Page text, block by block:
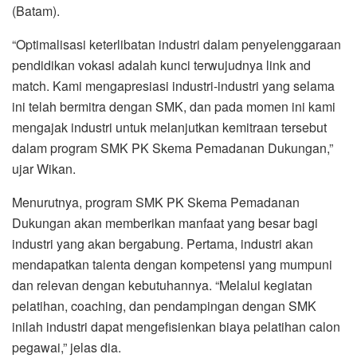
(Batam).
“Optimalisasi keterlibatan industri dalam penyelenggaraan
pendidikan vokasi adalah kunci terwujudnya link and
match. Kami mengapresiasi industri-industri yang selama
ini telah bermitra dengan SMK, dan pada momen ini kami
mengajak industri untuk melanjutkan kemitraan tersebut
dalam program SMK PK Skema Pemadanan Dukungan,”
ujar Wikan.
Menurutnya, program SMK PK Skema Pemadanan
Dukungan akan memberikan manfaat yang besar bagi
industri yang akan bergabung. Pertama, industri akan
mendapatkan talenta dengan kompetensi yang mumpuni
dan relevan dengan kebutuhannya. “Melalui kegiatan
pelatihan, coaching, dan pendampingan dengan SMK
inilah industri dapat mengefisienkan biaya pelatihan calon
pegawai,” jelas dia.